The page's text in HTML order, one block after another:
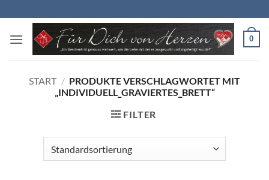
Inhalt
springen
0
START / PRODUKTE VERSCHLAGWORTET MIT
„INDIVIDUELL_GRAVIERTES_BRETT“
FILTER